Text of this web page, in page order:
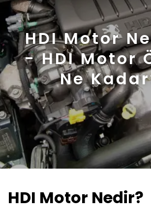
HDI Motor
- HDI Motor
Ne
HDI Motor Nedir?